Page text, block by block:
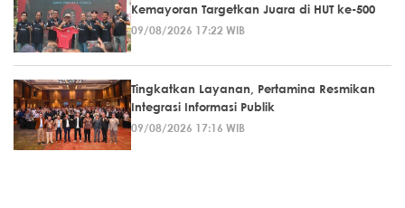
Kemayoran Targetkan Juara di HUT ke-500
09/08/2026 17:22 WIB
Tingkatkan Layanan, Pertamina Resmikan
Integrasi Informasi Publik
09/08/2026 17:16 WIB